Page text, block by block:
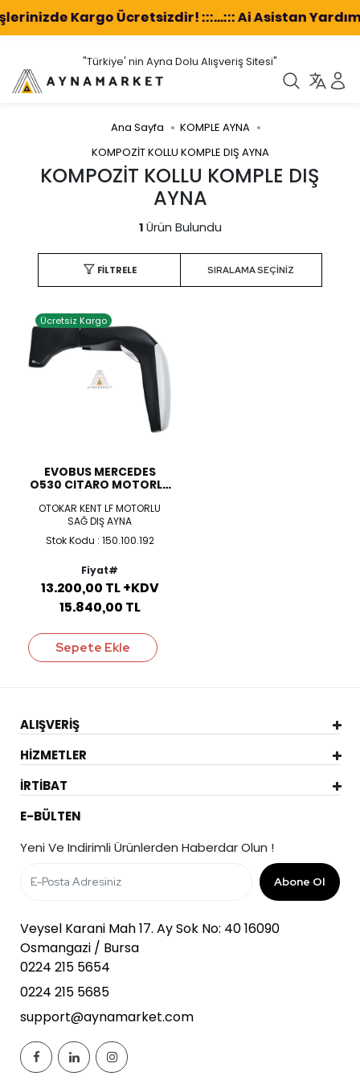
Kargo Ücretsizdir! :::...::: Ai Asistan
"Türkiye' nin Ayna Dolu Alışveriş Sitesi"
Ana Sayfa
KOMPLE AYNA
KOMPOZİT KOLLU KOMPLE DIŞ AYNA
KOMPOZİT KOLLU KOMPLE DIŞ
AYNA
1Ürün Bulundu
FILTRELE
Ücretsiz Kargo
EVOBUS MERCEDES
O530 CITARO MOTORLU
OTOKAR KENT LF MOTORLU
SAĞ DIŞ AYNA
Stok Kodu : 150.100.192
Fiyat#
13.200,00 TL +KDV
15.840,00 TL
Sepete Ekle
ALIŞVERİŞ
HİZMETLER
İRTİBAT
E-BÜLTEN
Yeni Ve Indirimli Ürünlerden Haberdar Olun !
Abone Ol
Veysel Karani Mah 17. Ay Sok No: 40 16090
Osmangazi / Bursa
0224 215 5654
0224 215 5685
support@aynamarket.com